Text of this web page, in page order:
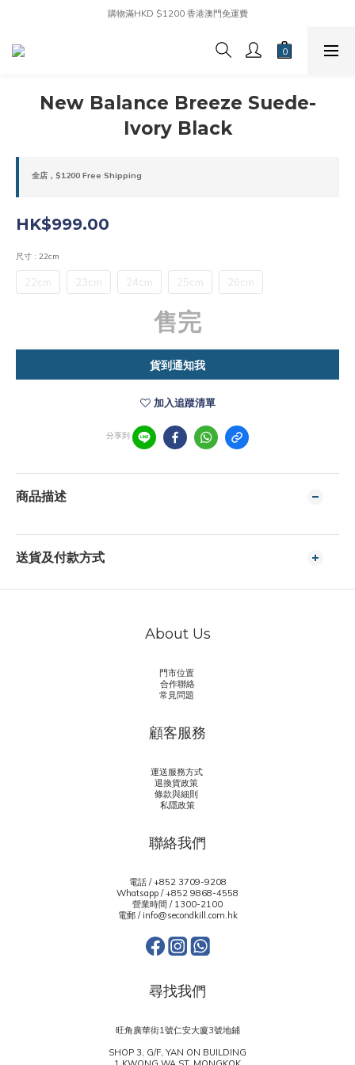
購物滿HKD $1200 香港澳門免運費
New Balance Breeze Suede-
Ivory Black
全店，$1200 Free Shipping
HK$999.00
尺寸 : 22cm
22cm 23cm 24cm 25cm 26cm
售完
貨到通知我
加入追蹤清單
分享到
商品描述
送貨及付款方式
About Us
門市位置
合作聯絡
常見問題
顧客服務
運送服務方式
退換貨政策
條款與細則
私隱政策
聯絡我們
電話 / +852 3709-9208
Whatsapp /+852 9868-4558
營業時間 / 1300-2100
電郵 / info@secondkill.com.hk
尋找我們
旺角廣華街1號仁安大廈3號地鋪
SHOP 3, G/F, YAN ON BUILDING